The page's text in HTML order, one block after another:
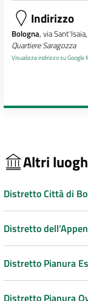
Indirizzo
Bologna, via
Quartiere Saragozza
Visualizza indirizzo su Google
Altri
Distretto Città di
Distretto
Distretto Pianura